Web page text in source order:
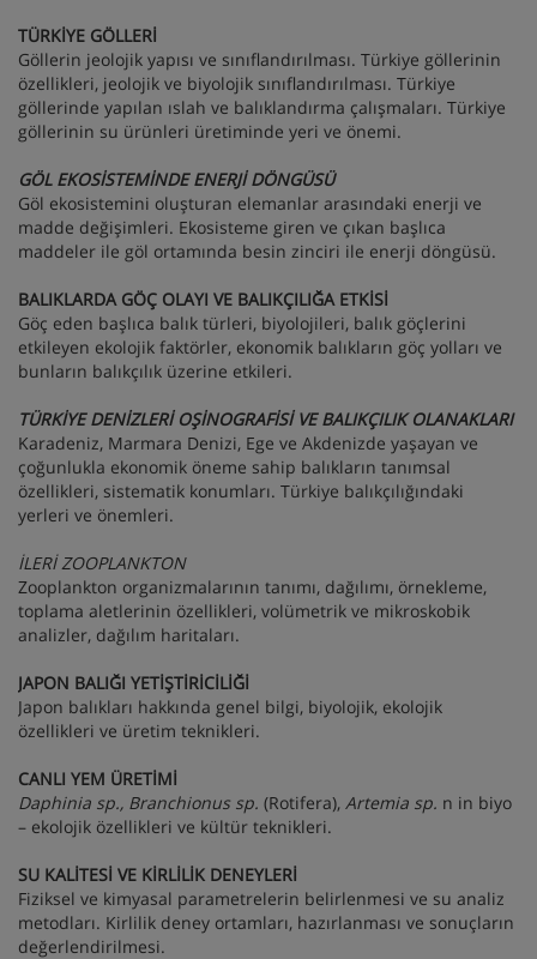
TÜRKİYE GÖLLERİ
Göllerin jeolojik yapısı ve sınıflandırılması. Türkiye göllerinin
özellikleri, jeolojik ve biyolojik sınıflandırılması. Türkiye
göllerinde yapılan ıslah ve balıklandırma çalışmaları. Türkiye
göllerinin su ürünleri üretiminde yeri ve önemi.
GÖL EKOSİSTEMİNDE ENERJİ DÖNGÜSÜ
Göl ekosistemini oluşturan elemanlar arasındaki enerji ve
madde değişimleri. Ekosisteme giren ve çıkan başlıca
maddeler ile göl ortamında besin zinciri ile enerji döngüsü.
BALIKLARDA GÖÇ OLAYI VE BALIKÇILIĞA ETKİSİ
Göç eden başlıca balık türleri, biyolojileri, balık göçlerini
etkileyen ekolojik faktörler, ekonomik balıkların göç yolları ve
bunların balıkçılık üzerine etkileri.
TÜRKİYE DENİZLERİ OŞİNOGRAFİSİ VE BALIKÇILIK OLANAKLARI
Karadeniz, Marmara Denizi, Ege ve Akdenizde yaşayan ve
çoğunlukla ekonomik öneme sahip balıkların tanımsal
özellikleri, sistematik konumları. Türkiye balıkçılığındaki
yerleri ve önemleri.
İLERİ ZOOPLANKTON
Zooplankton organizmalarının tanımı, dağılımı, örnekleme,
toplama aletlerinin özellikleri, volümetrik ve mikroskobik
analizler, dağılım haritaları.
JAPON BALIĞI YETİŞTİRİCİLİĞİ
Japon balıkları hakkında genel bilgi, biyolojik, ekolojik
özellikleri ve üretim teknikleri.
CANLI YEM ÜRETİMİ
Daphinia sp., Branchionus sp. (Rotifera), Artemia sp. n in biyo
– ekolojik özellikleri ve kültür teknikleri.
SU KALİTESİ VE KİRLİLİK DENEYLERİ
Fiziksel ve kimyasal parametrelerin belirlenmesi ve su analiz
metodları. Kirlilik deney ortamları, hazırlanması ve sonuçların
değerlendirilmesi.